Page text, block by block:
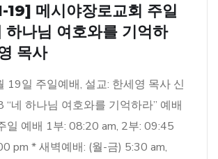
19] 메시야장로교회 주일
하나님 여호와를 기억하
목사
19일 주일예배, 설교: 한세영 목사 신
네 하나님 여호와를 기억하라” 예배
일 예배 1부: 08:20 am, 2부: 09:45
pm * 새벽예배: (월-금) 5:30 am,